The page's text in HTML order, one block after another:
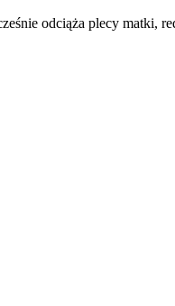
odciąża plecy matki,